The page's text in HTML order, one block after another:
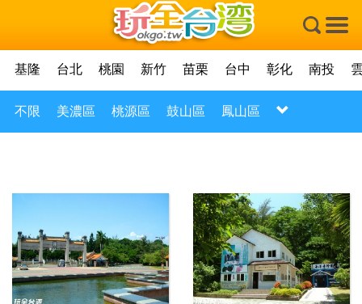
×
基隆 台北 桃園 新竹 苗栗 台中 彰化 南投
不限 美濃區 桃源區 鼓山區 鳳山區